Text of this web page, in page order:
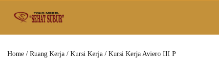
Home / Ruang Kerja / Kursi Kerja / Kursi Kerja Aviero III P